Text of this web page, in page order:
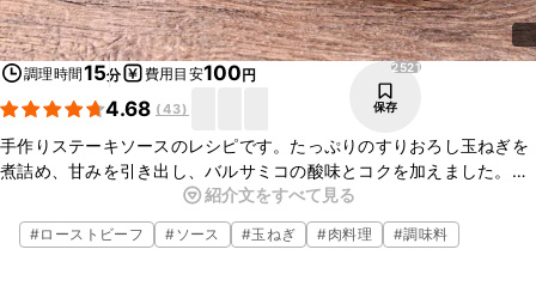
調理時間15分 費用目安100円
4.68 (43)
2521
保存
手作りステーキソースのレシピです。たっぷりのすりおろし玉ねぎを
煮詰め、甘みを引き出し、バルサミコの酸味とコクを加えました。ス
テーキの他に、ローストビーフやハンバーグなどの肉料理とも相性抜
群です。ぜひお試しくださいね。
紹介文をすべて見る
#ローストビーフ #ソース #玉ねぎ #肉料理 #調味料